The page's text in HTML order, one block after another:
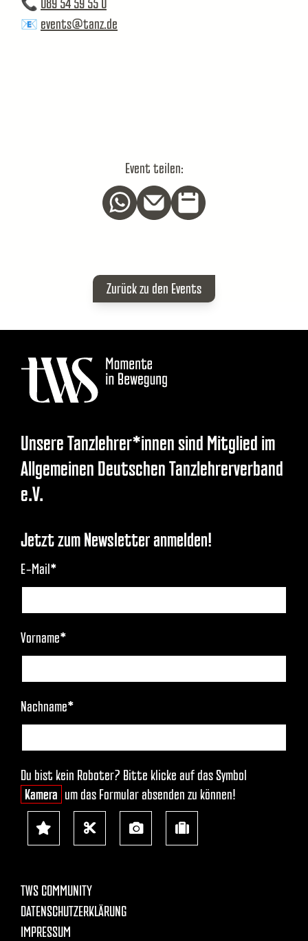
📧 events@tanz.de
Event teilen:
Zurück zu den Events
Unsere Tanzlehrer*innen sind Mitglied im
Allgemeinen Deutschen Tanzlehrerverband
e.V.
Jetzt zum Newsletter anmelden!
TWS COMMUNITY
DATENSCHUTZERKLÄRUNG
IMPRESSUM